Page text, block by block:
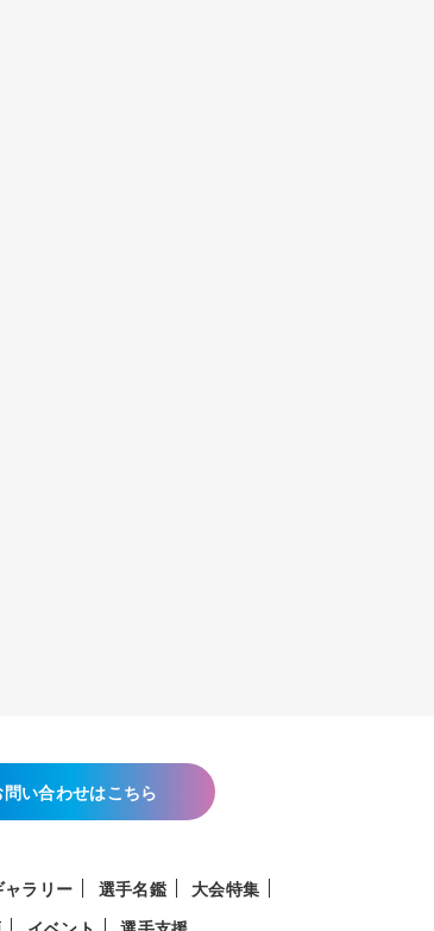
問い合わせはこちら
ラリー 選手名鑑
大会特集